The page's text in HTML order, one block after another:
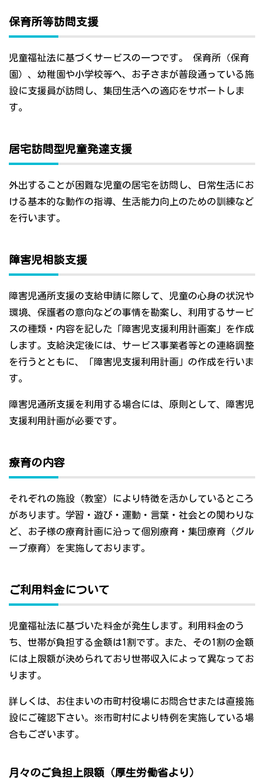
保育所等訪問支援
児童福祉法に基づくサービスの一つです。 保育所（保育
園）、幼稚園や小学校等へ、お子さまが普段通っている施
設に支援員が訪問し、集団生活への適応をサポートしま
す。
居宅訪問型児童発達支援
外出することが困難な児童の居宅を訪問し、日常生活にお
ける基本的な動作の指導、生活能力向上のための訓練など
を行います。
障害児相談支援
障害児通所支援の支給申請に際して、児童の心身の状況や
環境、保護者の意向などの事情を勘案し、利用するサービ
スの種類・内容を記した「障害児支援利用計画案」を作成
します。支給決定後には、サービス事業者等との連絡調整
を行うとともに、「障害児支援利用計画」の作成を行いま
す。
障害児通所支援を利用する場合には、原則として、障害児
支援利用計画が必要です。
療育の内容
それぞれの施設（教室）により特徴を活かしているところ
があります。学習・遊び・運動・言葉・社会との関わりな
ど、お子様の療育計画に沿って個別療育・集団療育（グル
ープ療育）を実施しております。
ご利用料金について
児童福祉法に基づいた料金が発生します。利用料金のう
ち、世帯が負担する金額は1割です。また、その1割の金額
には上限額が決められており世帯収入によって異なってお
ります。
詳しくは、お住まいの市町村役場にお問合せまたは直接施
設にご確認下さい。※市町村により特例を実施している場
合もございます。
月々のご負担上限額（厚生労働省より）